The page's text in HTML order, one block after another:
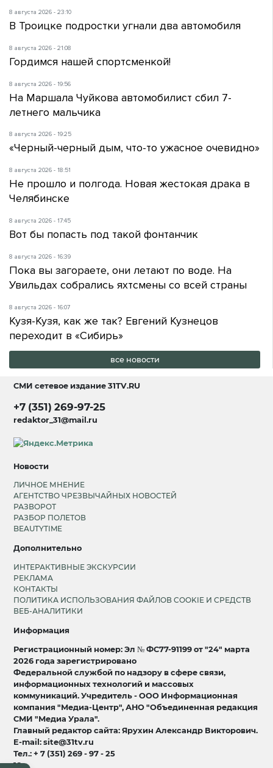
8 августа 2026 - 23:10
В Троицке подростки угнали два автомобиля
8 августа 2026 - 21:08
Гордимся нашей спортсменкой!
8 августа 2026 - 19:56
На Маршала Чуйкова автомобилист сбил 7-
летнего мальчика
8 августа 2026 - 19:25
«Черный-черный дым, что-то ужасное очевидно»
8 августа 2026 - 18:51
Не прошло и полгода. Новая жестокая драка в
Челябинске
8 августа 2026 - 17:45
Вот бы попасть под такой фонтанчик
8 августа 2026 - 16:39
Пока вы загораете, они летают по воде. На
Увильдах собрались яхтсмены со всей страны
8 августа 2026 - 16:07
Кузя-Кузя, как же так? Евгений Кузнецов
переходит в «Сибирь»
все новости
СМИ сетевое издание31TV.RU
+7 (351) 269-97-25
redaktor_31@mail.ru
Новости
ЛИЧНОЕ МНЕНИЕ
АГЕНТСТВО ЧРЕЗВЫЧАЙНЫХ НОВОСТЕЙ
РАЗВОРОТ
РАЗБОР ПОЛЕТОВ
BEAUTYTIME
Дополнительно
ИНТЕРАКТИВНЫЕ ЭКСКУРСИИ
РЕКЛАМА
КОНТАКТЫ
ПОЛИТИКА ИСПОЛЬЗОВАНИЯ ФАЙЛОВ COOKIE И СРЕДСТВ
ВЕБ-АНАЛИТИКИ
Информация
Регистрационный номер: Эл № ФС77-91199 от "24" марта
2026 года зарегистрировано
Федеральной службой по надзору в сфере связи,
информационных технологий и массовых
коммуникаций. Учредитель - ООО Информационная
компания "Медиа-Центр", АНО "Объединенная редакция
СМИ "Медиа Урала".
Главный редактор сайта: Ярухин Александр Викторович.
E-mail: site@31tv.ru
Тел.: + 7 (351) 269 - 97 - 25
18+